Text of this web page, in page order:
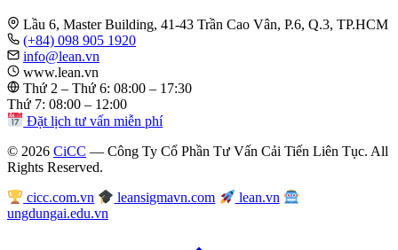
Lầu 6, Master Building, 41-43 Trần Cao Vân, P.6, Q.3, TP.HCM
(+84) 098 905 1920
info@lean.vn
www.lean.vn
Thứ 2 – Thứ 6: 08:00 – 17:30
Thứ 7: 08:00 – 12:00
Đặt lịch tư vấn miễn phí
© 2026 CiCC — Công Ty Cổ Phần Tư Vấn Cải Tiến Liên Tục. All
Rights Reserved.
cicc.com.vn leansigmavn.com
lean.vn
ungdungai.edu.vn